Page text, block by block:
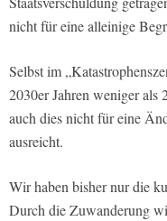
nicht für eine alleinige
Selbst im
2030er Jahren weniger als
auch dies nicht für eine
ausreicht.
Wir haben bisher nur die
Durch die Zuwanderung